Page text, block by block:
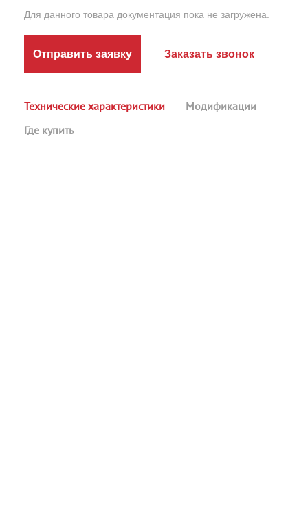
Для данного товара документация пока не загружена.
Отправить заявку Заказать звонок
Технические характеристики
Модификации
Где купить